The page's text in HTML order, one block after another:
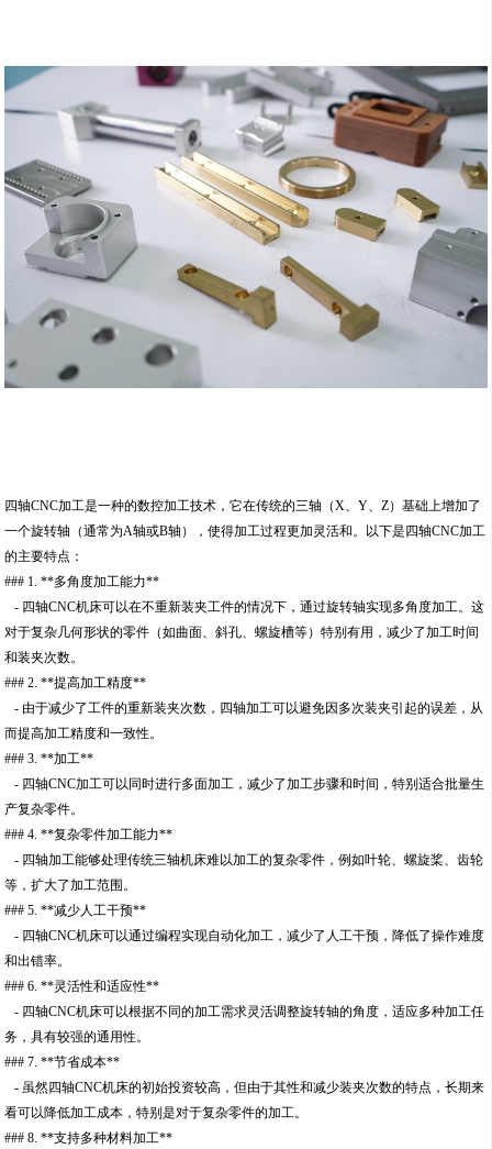
四轴CNC加工是一种的数控加工技术，它在传统的三轴（X、Y、Z）基础上增加了
一个旋转轴（通常为A轴或B轴），使得加工过程更加灵活和。以下是四轴CNC加工
的主要特点：
### 1. **多角度加工能力**
- 四轴CNC机床可以在不重新装夹工件的情况下，通过旋转轴实现多角度加工。这
对于复杂几何形状的零件（如曲面、斜孔、螺旋槽等）特别有用，减少了加工时间
和装夹次数。
### 2. **提高加工精度**
- 由于减少了工件的重新装夹次数，四轴加工可以避免因多次装夹引起的误差，从
而提高加工精度和一致性。
### 3. **加工**
- 四轴CNC加工可以同时进行多面加工，减少了加工步骤和时间，特别适合批量生
产复杂零件。
### 4. **复杂零件加工能力**
- 四轴加工能够处理传统三轴机床难以加工的复杂零件，例如叶轮、螺旋桨、齿轮
等，扩大了加工范围。
### 5. **减少人工干预**
- 四轴CNC机床可以通过编程实现自动化加工，减少了人工干预，降低了操作难度
和出错率。
### 6. **灵活性和适应性**
- 四轴CNC机床可以根据不同的加工需求灵活调整旋转轴的角度，适应多种加工任
务，具有较强的通用性。
### 7. **节省成本**
- 虽然四轴CNC机床的初始投资较高，但由于其性和减少装夹次数的特点，长期来
看可以降低加工成本，特别是对于复杂零件的加工。
### 8. **支持多种材料加工**